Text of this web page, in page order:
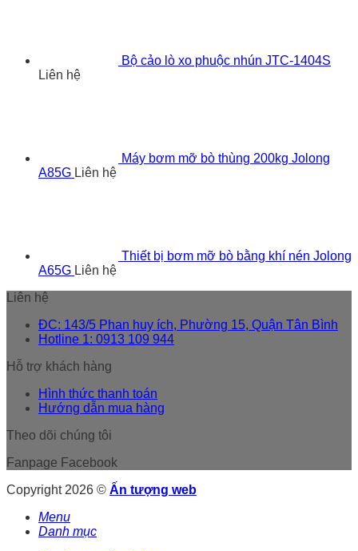
Bộ cảo lò xo phuộc nhún JTC-1404S
Liên hệ
Máy bơm mỡ bò thùng 200kg Jolong
A85G Liên hệ
Thiết bị bơm mỡ bò bằng khí nén Jolong
A65G Liên hệ
Liên hệ
ĐC: 143/5 Phan huy ích, Phường 15, Quận Tân Bình
Hotline 1: 0913 109 944
Hỗ trợ khách hàng
Hình thức thanh toán
Hướng dẫn mua hàng
Theo dõi chúng tôi
Fanpage Facebook
Copyright 2026 © Ấn tượng web
Menu
Danh mục